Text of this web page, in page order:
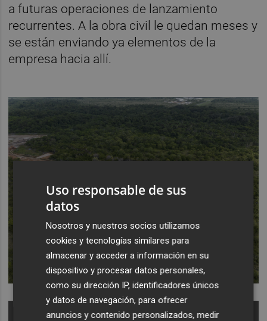
a futuras operaciones de lanzamiento
recurrentes. A la obra civil le quedan meses y
se están enviando ya elementos de la
empresa hacia allí.
Complejo de la Guayana Francesa en Korou - PLD
Uso responsable de sus
datos
Nosotros y nuestros socios utilizamos
cookies y tecnologías similares para
almacenar y acceder a información en su
dispositivo y procesar datos personales,
como su dirección IP, identificadores únicos
y datos de navegación, para ofrecer
anuncios y contenido personalizados, medir